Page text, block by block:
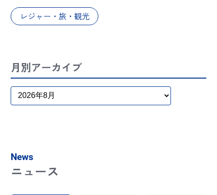
レジャー・旅・観光
月別アーカイブ
News
ニュース